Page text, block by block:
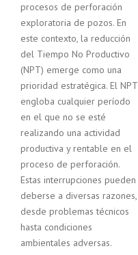
procesos de perforación
exploratoria de pozos. En
este contexto, la reducción
del Tiempo No Productivo
(NPT) emerge como una
prioridad estratégica. El NPT
engloba cualquier período
en el que no se esté
realizando una actividad
productiva y rentable en el
proceso de perforación.
Estas interrupciones pueden
deberse a diversas razones,
desde problemas técnicos
hasta condiciones
ambientales adversas.